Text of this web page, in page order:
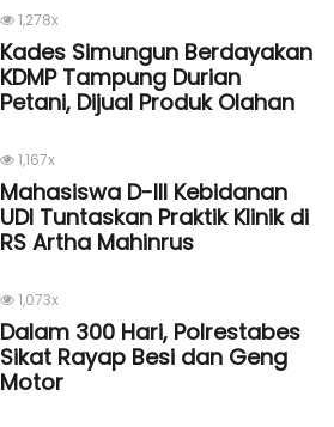
1,278x
Kades Simungun Berdayakan
KDMP Tampung Durian
Petani, Dijual Produk Olahan
1,167x
Mahasiswa D-III Kebidanan
UDI Tuntaskan Praktik Klinik di
RS Artha Mahinrus
1,073x
Dalam 300 Hari, Polrestabes
Sikat Rayap Besi dan Geng
Motor